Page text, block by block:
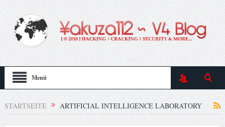
Menü
STARTSEITE ARTIFICIAL INTELLIGENCE LABORATORY